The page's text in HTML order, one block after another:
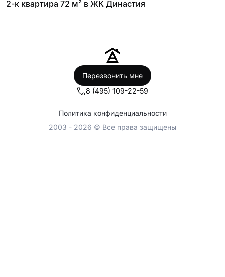
2-к квартира 72 м² в ЖК Династия
Перезвонить мне
8 (495) 109-22-59
Политика конфиденциальности
2003 - 2026 © Все права защищены